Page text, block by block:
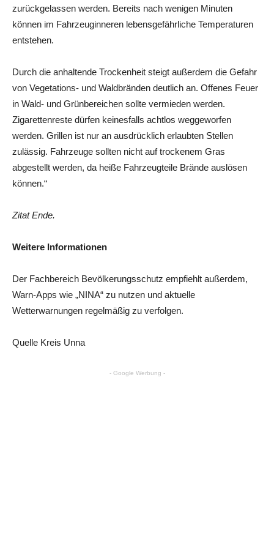
zurückgelassen werden. Bereits nach wenigen Minuten
können im Fahrzeuginneren lebensgefährliche Temperaturen
entstehen.
Durch die anhaltende Trockenheit steigt außerdem die Gefahr
von Vegetations- und Waldbränden deutlich an. Offenes Feuer
in Wald- und Grünbereichen sollte vermieden werden.
Zigarettenreste dürfen keinesfalls achtlos weggeworfen
werden. Grillen ist nur an ausdrücklich erlaubten Stellen
zulässig. Fahrzeuge sollten nicht auf trockenem Gras
abgestellt werden, da heiße Fahrzeugteile Brände auslösen
können.“
Zitat Ende.
Weitere Informationen
Der Fachbereich Bevölkerungsschutz empfiehlt außerdem,
Warn-Apps wie „NINA“ zu nutzen und aktuelle
Wetterwarnungen regelmäßig zu verfolgen.
Quelle Kreis Unna
- Google Werbung -